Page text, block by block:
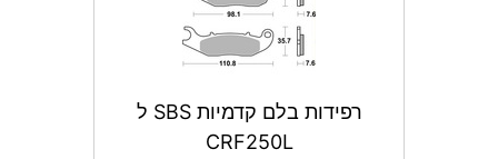
רפידות בלם קדמיות SBS ל
CRF250L